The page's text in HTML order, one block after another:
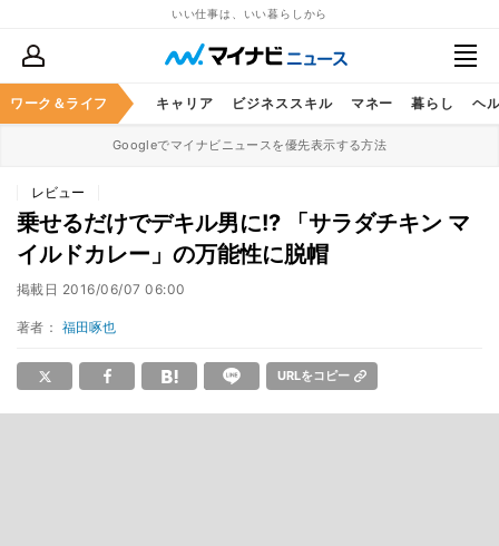
いい仕事は、いい暮らしから
ワーク＆ライフ キャリア ビジネススキル マネー 暮らし ヘ
Googleでマイナビニュースを優先表示する方法
レビュー
乗せるだけでデキル男に!? 「サラダチキン マ
イルドカレー」の万能性に脱帽
掲載日 2016/06/07 06:00
著者： 福田啄也
URLをコピー